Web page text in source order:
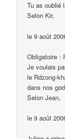
Tu as oublié
Selon Kir,
le 9 août
Obligatoire :
Je voulais
le Rdzong-
dans nos
Selon Jean,
le 9 août